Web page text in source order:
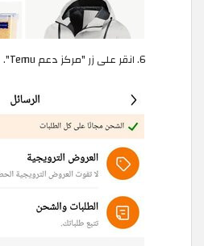
انقر على زر "مركز دعم Temu".